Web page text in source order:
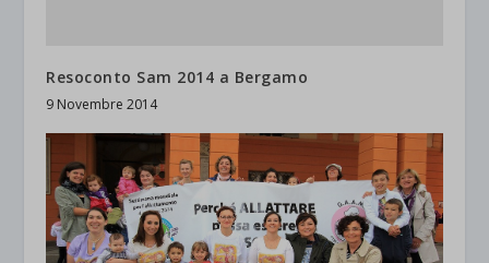
Resoconto Sam 2014 a Bergamo
9 Novembre 2014